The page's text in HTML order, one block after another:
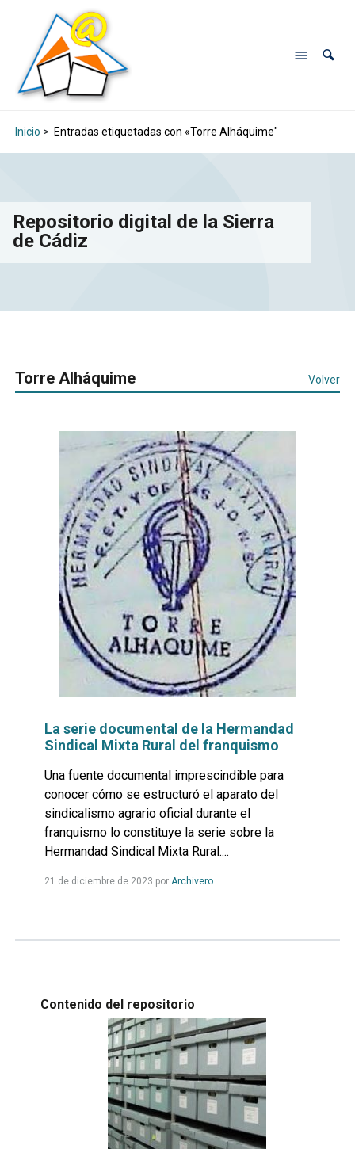
Inicio > Entradas etiquetadas con «Torre Alháquime"
Repositorio digital de la Sierra
de Cádiz
Torre Alháquime Volver
La serie documental de la Hermandad
Sindical Mixta Rural del franquismo
Una fuente documental imprescindible para
conocer cómo se estructuró el aparato del
sindicalismo agrario oficial durante el
franquismo lo constituye la serie sobre la
Hermandad Sindical Mixta Rural....
21 de diciembre de 2023 por ArchiveroLeer
Contenido del repositorio